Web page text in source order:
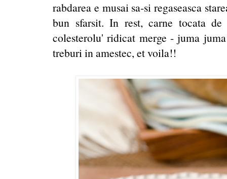
rabdarea e musai sa-si regaseasca
bun sfarsit. In rest, carne tocata
colesterolu' ridicat merge - juma
treburi in amestec, et voila!!